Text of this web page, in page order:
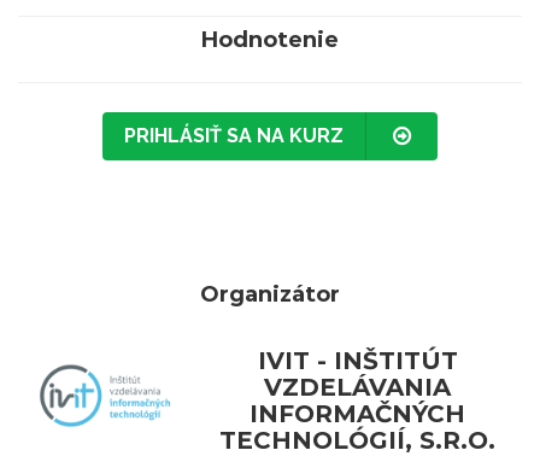
Hodnotenie
PRIHLÁSIŤ SA NA KURZ
Organizátor
IVIT - INŠTITÚT
VZDELÁVANIA
INFORMAČNÝCH
TECHNOLÓGIÍ, S.R.O.